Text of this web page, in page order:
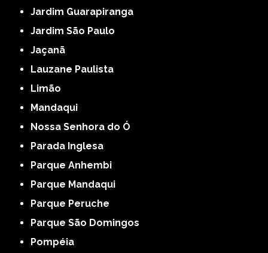
Jardim Guarapiranga
Jardim São Paulo
Jaçanã
Lauzane Paulista
Limão
Mandaqui
Nossa Senhora do Ó
Parada Inglesa
Parque Anhembi
Parque Mandaqui
Parque Peruche
Parque São Domingos
Pompéia